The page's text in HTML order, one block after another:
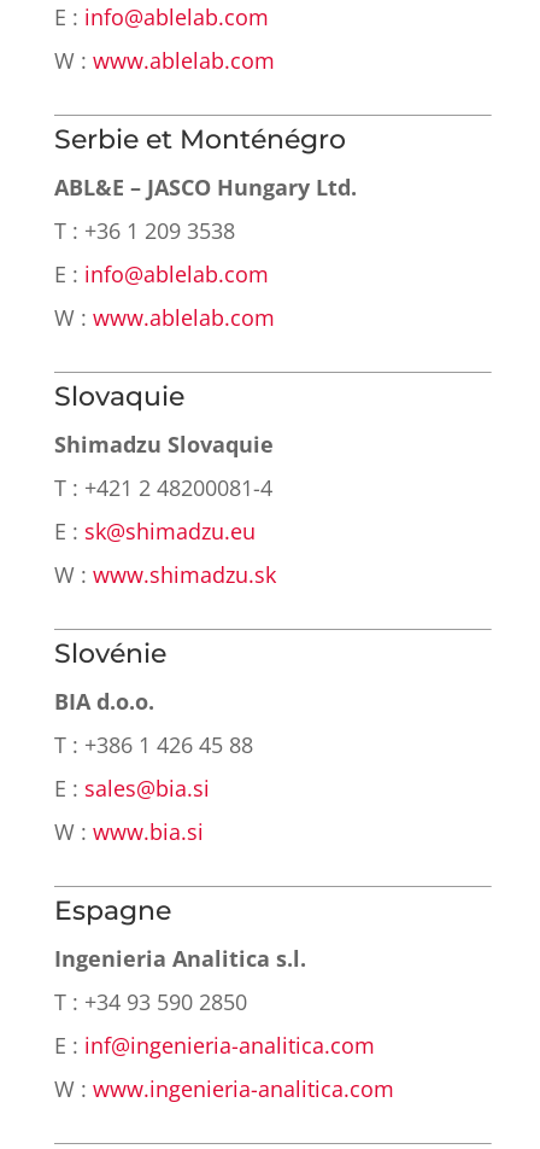
E : info@ablelab.com
W : www.ablelab.com
Serbie et Monténégro
ABL&E – JASCO Hungary Ltd.
T : +36 1 209 3538
E : info@ablelab.com
W : www.ablelab.com
Slovaquie
Shimadzu Slovaquie
T : +421 2 48200081-4
E : sk@shimadzu.eu
W : www.shimadzu.sk
Slovénie
BIA d.o.o.
T : +386 1 426 45 88
E : sales@bia.si
W : www.bia.si
Espagne
Ingenieria Analitica s.l.
T : +34 93 590 2850
E : inf@ingenieria-analitica.com
W : www.ingenieria-analitica.com